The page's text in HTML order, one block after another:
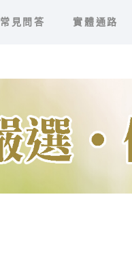
常見問答 實體通路